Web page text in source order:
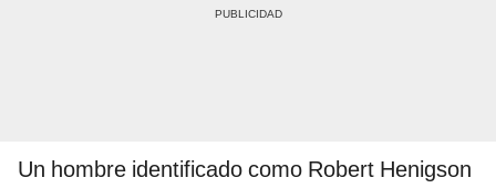
Un hombre identificado como Robert Henigson